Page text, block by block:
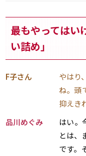
最もやってはい
い詰め」
F子さん
やはり
ね。頭
抑えき
品川めぐみ
はい。
とは、
です。